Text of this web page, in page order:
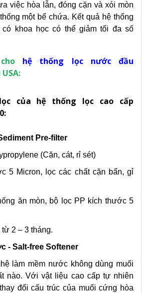
việc hòa lẫn, đóng cặn và xói mòn
một bể chứa. Kết quả hệ thống
có khoa học có thể giảm tối đa số
hệ thống lọc nước đầu
của hệ thống lọc cao cấp
Pre-filter
(Cặn, cát, rỉ sét)
5 Micron, lọc các chất cặn bẩn, gỉ
ăn mòn, bộ lọc PP kích thước 5
2 – 3 tháng.
- Salt-free Softener
làm mềm nước không dùng muối
nào. Với vật liệu cao cấp tự nhiên
đổi cấu trúc của muối cứng hòa